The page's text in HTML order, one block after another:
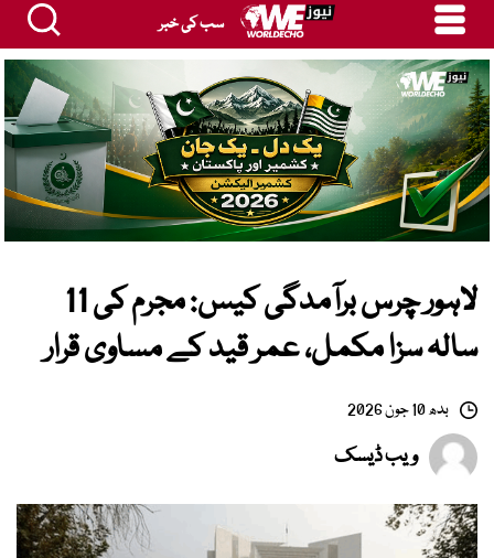
سب کی خبر
لاہور چرس برآمدگی کیس: مجرم کی 11
سالہ سزا مکمل، عمر قید کے مساوی قرار
بدھ 10 جون 2026
ویب ڈیسک